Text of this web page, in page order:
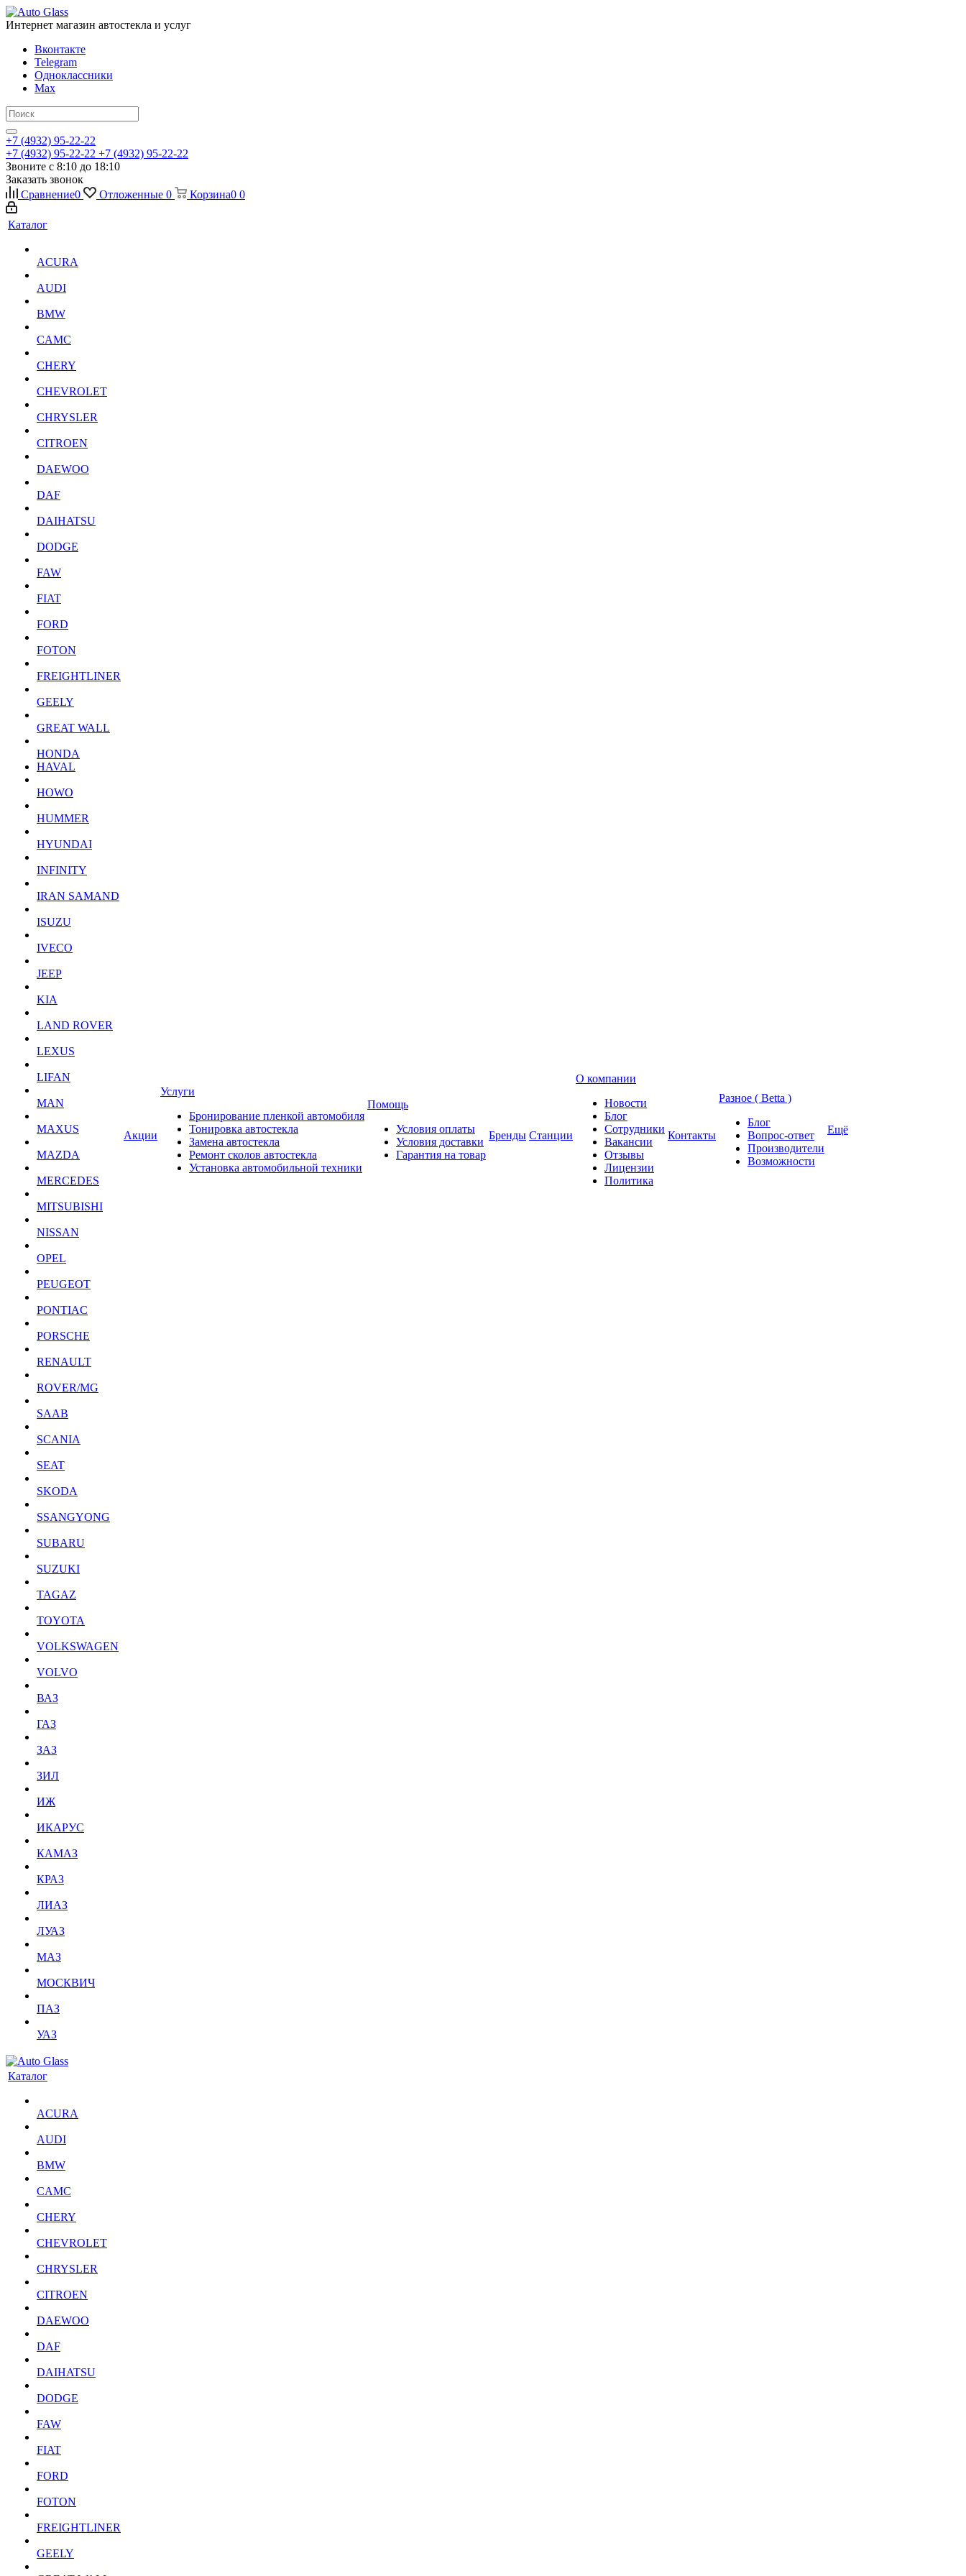
Интернет магазин автостекла и услуг
Вконтакте
Telegram
Одноклассники
Max
+7 (4932) 95-22-22
+7 (4932) 95-22-22 +7 (4932) 95-22-22
Звоните с 8:10 до 18:10
Заказать звонок
Сравнение0 Отложенные 0 Корзина0 0
Каталог
ACURA
AUDI
BMW
CAMC
CHERY
CHEVROLET
CHRYSLER
CITROEN
DAEWOO
DAF
DAIHATSU
DODGE
FAW
FIAT
FORD
FOTON
FREIGHTLINER
GEELY
GREAT WALL
HONDA
HAVAL
HOWO
HUMMER
HYUNDAI
INFINITY
IRAN SAMAND
ISUZU
IVECO
JEEP
KIA
LAND ROVER
LEXUS
LIFAN
MAN
MAXUS
MAZDA
MERCEDES
MITSUBISHI
NISSAN
OPEL
PEUGEOT
PONTIAC
PORSCHE
RENAULT
ROVER/MG
SAAB
SCANIA
SEAT
SKODA
SSANGYONG
SUBARU
SUZUKI
TAGAZ
TOYOTA
VOLKSWAGEN
VOLVO
ВАЗ
ГАЗ
ЗАЗ
ЗИЛ
ИЖ
ИКАРУС
КАМАЗ
КРАЗ
ЛИАЗ
ЛУАЗ
МАЗ
МОСКВИЧ
ПАЗ
УАЗ
Акции
Услуги
Бронирование пленкой автомобиля
Тонировка автостекла
Замена автостекла
Ремонт сколов автостекла
Установка автомобильной техники
Помощь
Условия оплаты
Условия доставки
Гарантия на товар
Бренды Станции
О компании
Новости
Блог
Сотрудники
Вакансии
Отзывы
Лицензии
Политика
Контакты
Разное ( Betta )
Блог
Вопрос-ответ
Производители
Возможности
Ещё
Каталог
ACURA
AUDI
BMW
CAMC
CHERY
CHEVROLET
CHRYSLER
CITROEN
DAEWOO
DAF
DAIHATSU
DODGE
FAW
FIAT
FORD
FOTON
FREIGHTLINER
GEELY